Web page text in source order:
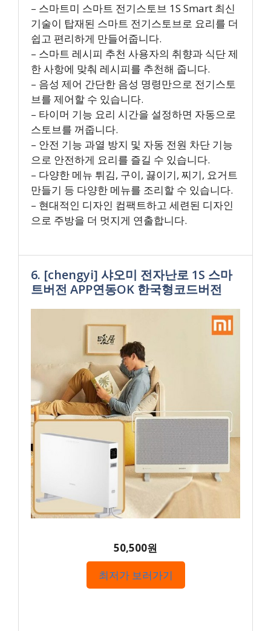
– 스마트미 스마트 전기스토브 1S Smart 최신
기술이 탑재된 스마트 전기스토브로 요리를 더
쉽고 편리하게 만들어줍니다.
– 스마트 레시피 추천 사용자의 취향과 식단 제
한 사항에 맞춰 레시피를 추천해 줍니다.
– 음성 제어 간단한 음성 명령만으로 전기스토
브를 제어할 수 있습니다.
– 타이머 기능 요리 시간을 설정하면 자동으로
스토브를 꺼줍니다.
– 안전 기능 과열 방지 및 자동 전원 차단 기능
으로 안전하게 요리를 즐길 수 있습니다.
– 다양한 메뉴 튀김, 구이, 끓이기, 찌기, 요거트
만들기 등 다양한 메뉴를 조리할 수 있습니다.
– 현대적인 디자인 컴팩트하고 세련된 디자인
으로 주방을 더 멋지게 연출합니다.
6. [chengyi] 샤오미 전자난로 1S 스마
트버전 APP연동OK 한국형코드버전
50,500원
최저가 보러가기